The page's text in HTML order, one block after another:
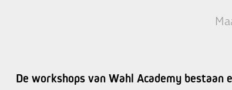
De workshops van Wahl Academy bestaan